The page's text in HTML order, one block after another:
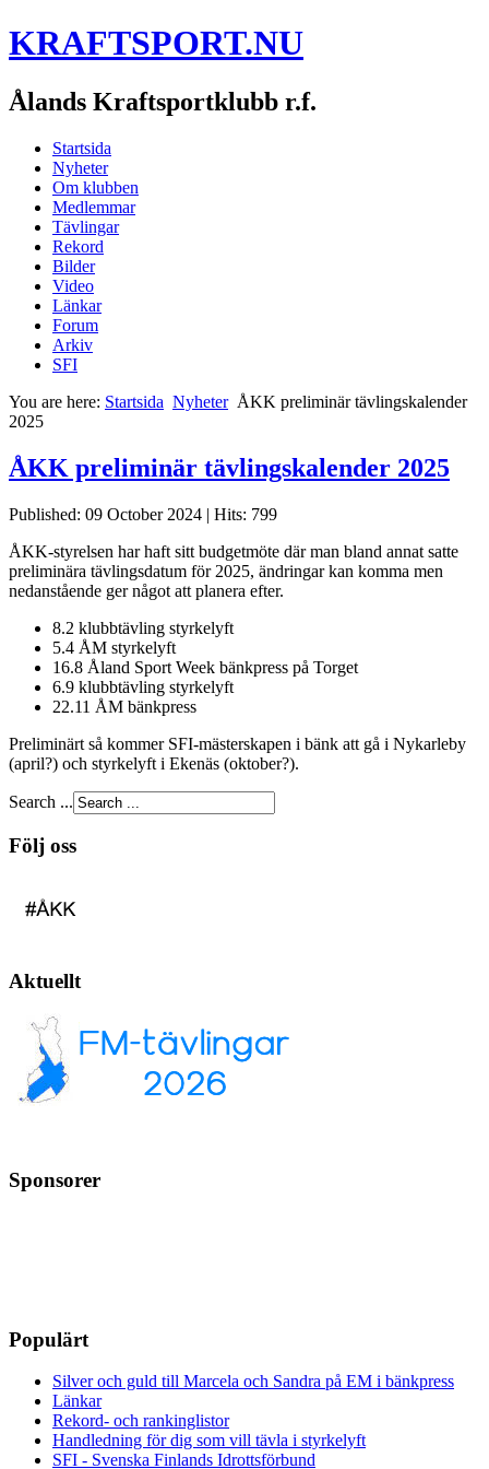
KRAFTSPORT.NU
Ålands Kraftsportklubb r.f.
Startsida
Nyheter
Om klubben
Medlemmar
Tävlingar
Rekord
Bilder
Video
Länkar
Forum
Arkiv
SFI
You are here: Startsida Nyheter ÅKK preliminär tävlingskalender
2025
ÅKK preliminär tävlingskalender 2025
Published: 09 October 2024 | Hits: 799
ÅKK-styrelsen har haft sitt budgetmöte där man bland annat satte
preliminära tävlingsdatum för 2025, ändringar kan komma men
nedanstående ger något att planera efter.
8.2 klubbtävling styrkelyft
5.4 ÅM styrkelyft
16.8 Åland Sport Week bänkpress på Torget
6.9 klubbtävling styrkelyft
22.11 ÅM bänkpress
Preliminärt så kommer SFI-mästerskapen i bänk att gå i Nykarleby
(april?) och styrkelyft i Ekenäs (oktober?).
Search ...
Följ oss
Aktuellt
Sponsorer
Populärt
Silver och guld till Marcela och Sandra på EM i bänkpress
Länkar
Rekord- och rankinglistor
Handledning för dig som vill tävla i styrkelyft
SFI - Svenska Finlands Idrottsförbund